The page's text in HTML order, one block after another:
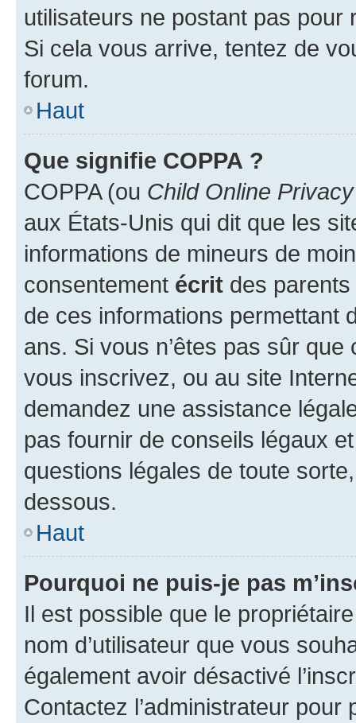
utilisateurs ne postant pas pour
Si cela vous arrive, tentez de
forum.
Haut
Que signifie COPPA ?
COPPA (ou Child Online
aux États-Unis qui dit que les
informations de mineurs de
consentement écrit des parents
de ces informations permettant
ans. Si vous n’êtes pas sûr
vous inscrivez, ou au site
demandez une assistance
pas fournir de conseils légaux
questions légales de toute
dessous.
Haut
Pourquoi ne puis-je pas
Il est possible que le
nom d’utilisateur que vous
également avoir désactivé
Contactez l’administrateur